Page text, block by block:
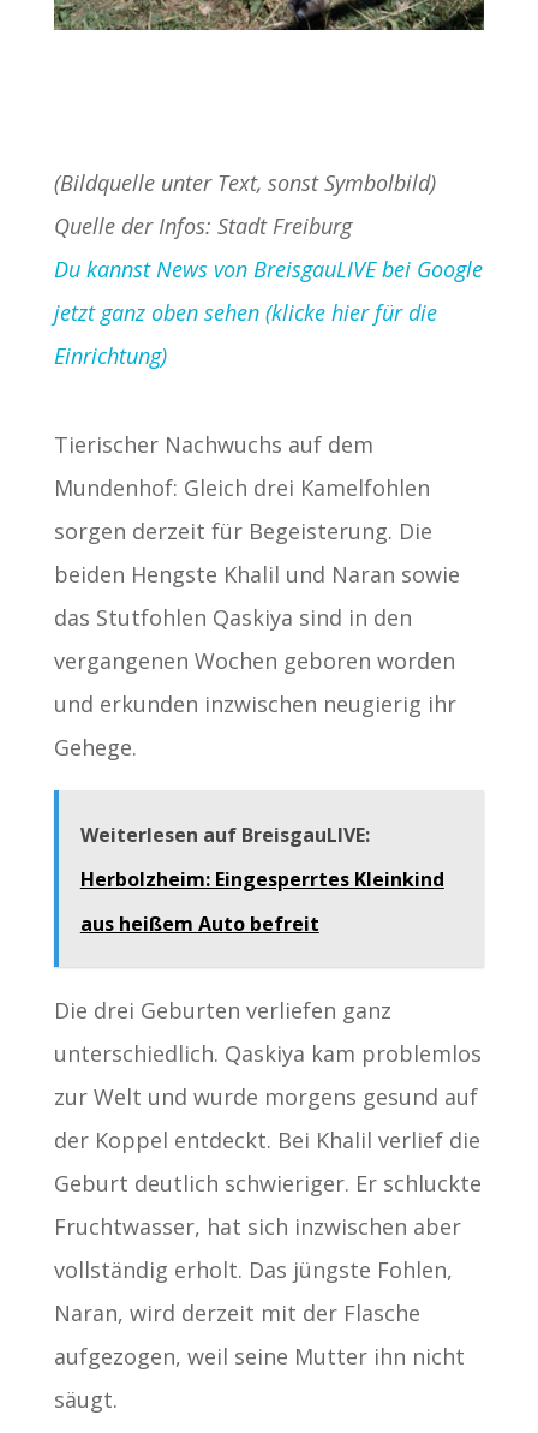
(Bildquelle unter Text, sonst Symbolbild)
Quelle der Infos: Stadt Freiburg
Du kannst News von BreisgauLIVE bei Google
jetzt ganz oben sehen (klicke hier für die
Einrichtung)
Tierischer Nachwuchs auf dem
Mundenhof: Gleich drei Kamelfohlen
sorgen derzeit für Begeisterung. Die
beiden Hengste Khalil und Naran sowie
das Stutfohlen Qaskiya sind in den
vergangenen Wochen geboren worden
und erkunden inzwischen neugierig ihr
Gehege.
Weiterlesen auf BreisgauLIVE:
Herbolzheim: Eingesperrtes Kleinkind
aus heißem Auto befreit
Die drei Geburten verliefen ganz
unterschiedlich. Qaskiya kam problemlos
zur Welt und wurde morgens gesund auf
der Koppel entdeckt. Bei Khalil verlief die
Geburt deutlich schwieriger. Er schluckte
Fruchtwasser, hat sich inzwischen aber
vollständig erholt. Das jüngste Fohlen,
Naran, wird derzeit mit der Flasche
aufgezogen, weil seine Mutter ihn nicht
säugt.